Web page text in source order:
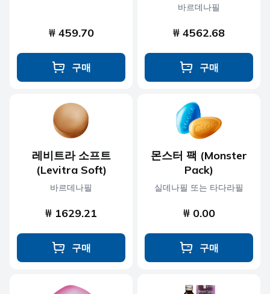
₩ 459.70
구매
바르데나필
₩ 4562.68
구매
레비트라 소프트
(Levitra Soft)
바르데나필
₩ 1629.21
구매
몬스터 팩 (Monster
Pack)
실데나필 또는 타다라필
₩ 0.00
구매